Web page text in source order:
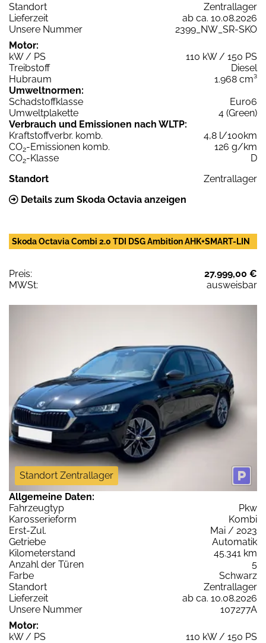
Standort
Zentrallager
Lieferzeit
ab ca. 10.08.2026
Unsere Nummer
2399_NW_SR-SKO
Motor:
kW / PS
110 kW / 150 PS
Treibstoff
Diesel
Hubraum
1.968 cm³
Umweltnormen:
Schadstoffklasse
Euro6
Umweltplakette
4 (Green)
Verbrauch und Emissionen nach WLTP:
Kraftstoffverbr. komb.
4,8 l/100km
CO2-Emissionen komb.
126 g/km
CO2-Klasse
D
Standort
Zentrallager
Details zum Skoda Octavia anzeigen
Skoda Octavia Combi 2.0 TDI DSG Ambition AHK+SMART-LIN
Preis:
27.999,00 €
MWSt:
ausweisbar
Standort Zentrallager
Allgemeine Daten:
Fahrzeugtyp
Pkw
Karosserieform
Kombi
Erst-Zul.
Mai / 2023
Getriebe
Automatik
Kilometerstand
45.341 km
Anzahl der Türen
5
Farbe
Schwarz
Standort
Zentrallager
Lieferzeit
ab ca. 10.08.2026
Unsere Nummer
107277A
Motor:
kW / PS
110 kW / 150 PS